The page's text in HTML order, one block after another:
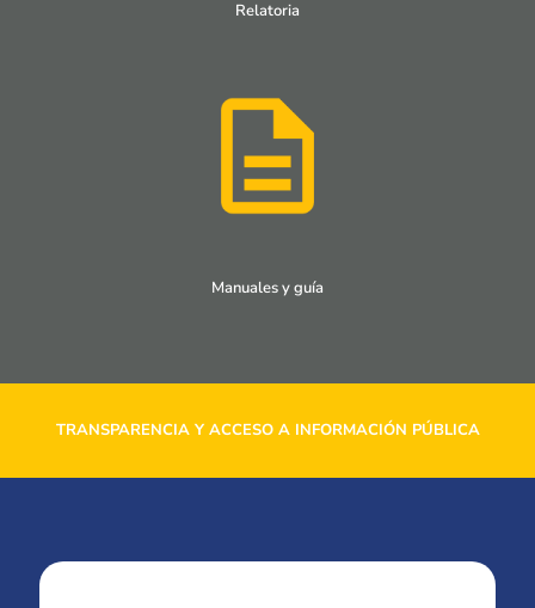
Relatoria
Manuales y guía
TRANSPARENCIA Y ACCESO A INFORMACIÓN PÚBLICA